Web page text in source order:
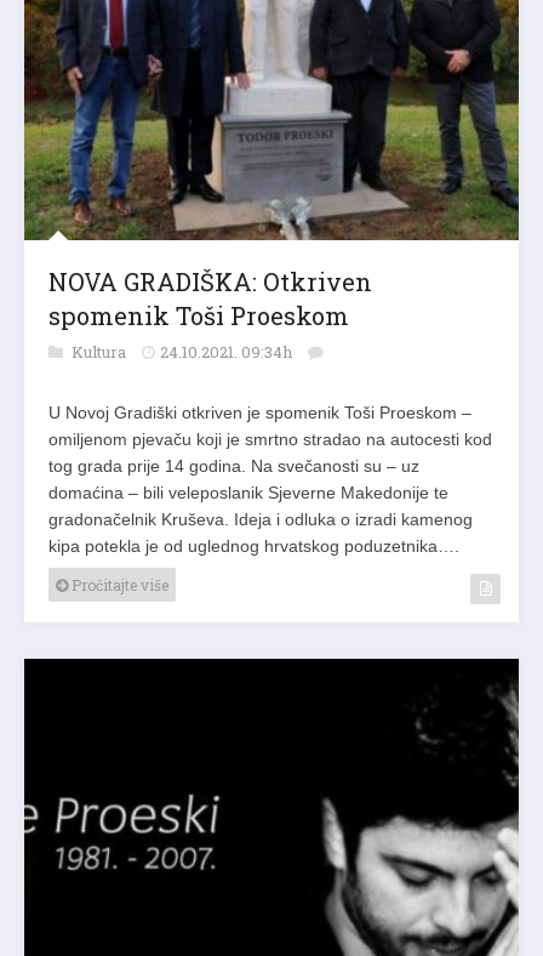
NOVA GRADIŠKA: Otkriven
spomenik Toši Proeskom
Kultura 24.10.2021. 09:34h
U Novoj Gradiški otkriven je spomenik Toši Proeskom –
omiljenom pjevaču koji je smrtno stradao na autocesti kod
tog grada prije 14 godina. Na svečanosti su – uz
domaćina – bili veleposlanik Sjeverne Makedonije te
gradonačelnik Kruševa. Ideja i odluka o izradi kamenog
kipa potekla je od uglednog hrvatskog poduzetnika….
Pročitajte više